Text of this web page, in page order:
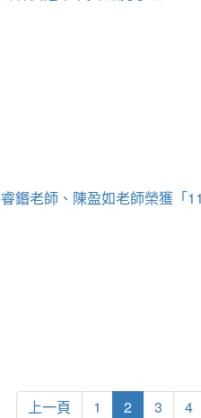
鍲老師、陳盈如老師榮獲「
上一頁 1 2 3 4